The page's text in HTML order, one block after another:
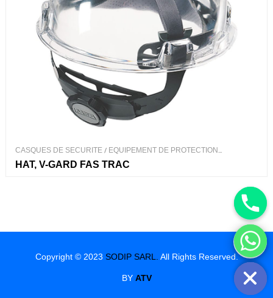
CASQUES DE SECURITE/ EQUIPEMENT DE PROTECTION
INDIVIDUEL
HAT, V-GARD FAS TRAC
Copyright © 2023 SODIP SARL. All Rights Reserved.
BY ATV
Hide chaty